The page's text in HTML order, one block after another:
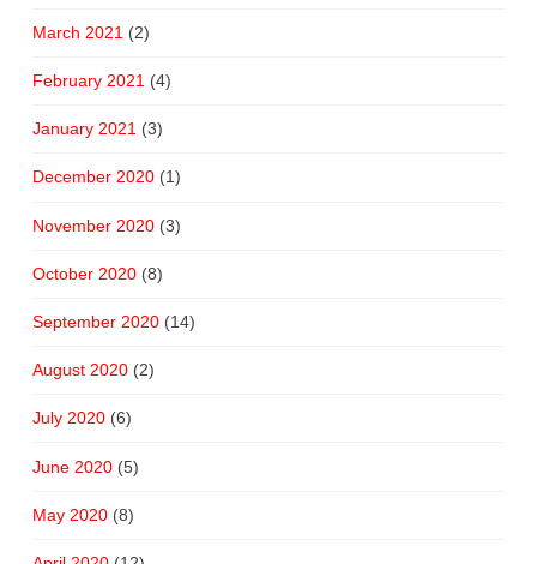
March 2021 (2)
February 2021 (4)
January 2021(3)
December 2020(1)
November 2020(3)
October 2020(8)
September 2020(14)
August 2020(2)
July 2020(6)
June 2020(5)
May 2020(8)